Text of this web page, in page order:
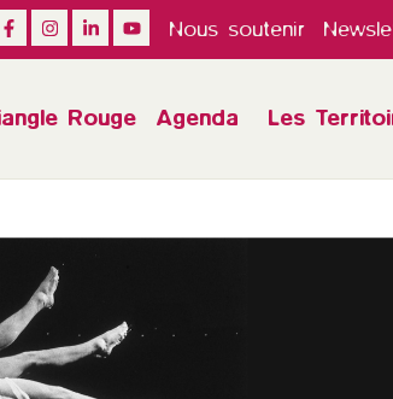
Nous soutenir
Rouge Agenda Les